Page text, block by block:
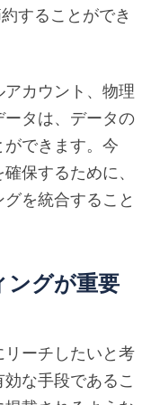
することができ
カウント、物理
タは、データの
できます。今
保するために、
を統合すること
ングが重要
ーチしたいと考
な手段であるこ